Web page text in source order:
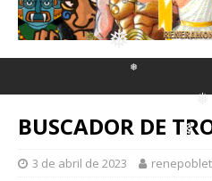
❅
❅
BUSCADOR DE
3 de abril de 2023